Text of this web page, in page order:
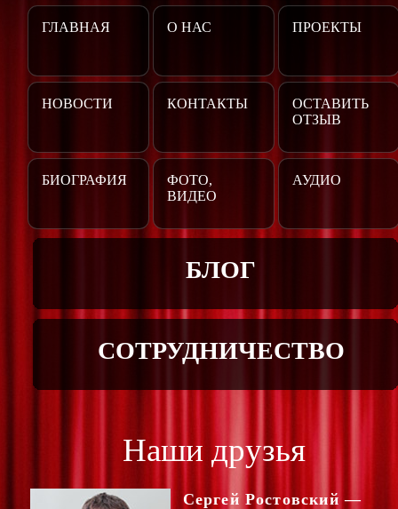
ГЛАВНАЯ О НАС ПРОЕКТЫ
НОВОСТИ КОНТАКТЫ
ОСТАВИТЬ
ОТЗЫВ
БИОГРАФИЯ
ФОТО,
ВИДЕО
АУДИО
БЛОГ
СОТРУДНИЧЕСТВО
Наши друзья
Сергей Ростовский —